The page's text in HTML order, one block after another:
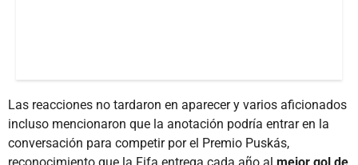
Las reacciones no tardaron en aparecer y varios aficionados
incluso mencionaron que la anotación podría entrar en la
conversación para competir por el Premio Puskás,
reconocimiento que la Fifa entrega cada año al mejor gol de